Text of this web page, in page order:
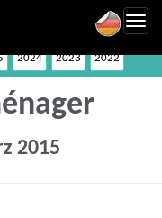
2024 2023 2022
2015